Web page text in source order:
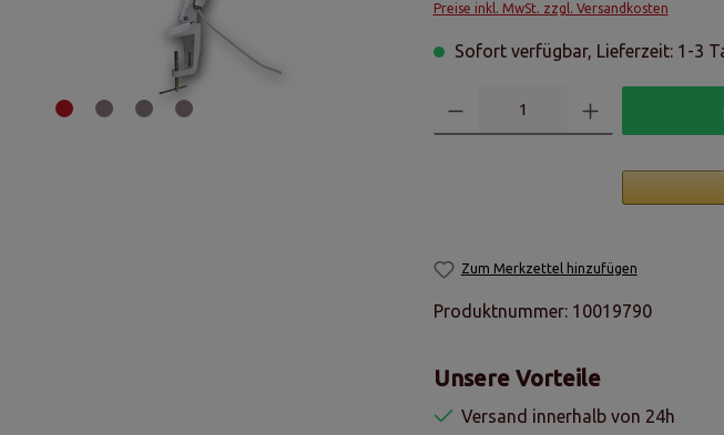
Preise inkl. MwSt. zzgl. Versandkosten
Sofort verfügbar, Lieferzeit: 1-3
Zum Merkzettel hinzufügen
Produktnummer: 10019790
Unsere Vorteile
Versand innerhalb von 24h